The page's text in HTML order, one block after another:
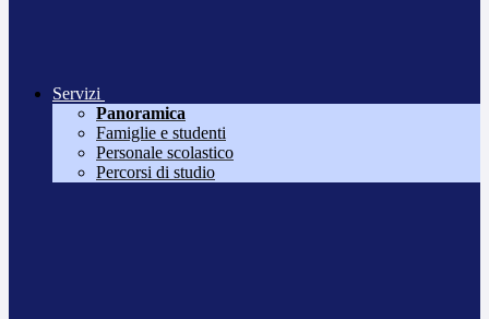
Servizi
Panoramica
Famiglie e studenti
Personale scolastico
Percorsi di studio